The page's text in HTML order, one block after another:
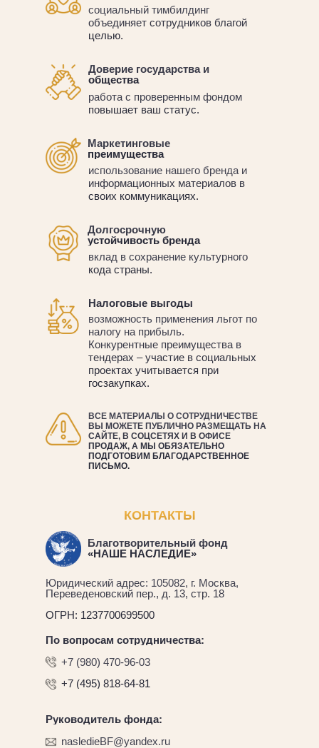
социальный тимбилдинг
объединяет сотрудников благой
целью.
Доверие государства и
общества
работа с проверенным фондом
повышает ваш статус.
ВСЕ МАТЕРИАЛЫ О СОТРУДНИЧЕСТВЕ
ВЫ МОЖЕТЕ ПУБЛИЧНО РАЗМЕЩАТЬ НА
САЙТЕ, В СОЦСЕТЯХ И В ОФИСЕ
ПРОДАЖ, А МЫ ОБЯЗАТЕЛЬНО
ПОДГОТОВИМ БЛАГОДАРСТВЕННОЕ
ПИСЬМО.
Маркетинговые
преимущества
использование нашего бренда и
информационных материалов в
своих коммуникациях.
Долгосрочную
устойчивость бренда
вклад в сохранение культурного
кода страны.
Налоговые выгоды
возможность применения льгот по
налогу на прибыль.
Конкурентные преимущества в
тендерах – участие в социальных
проектах учитывается при
госзакупках.
Благотворительный фонд
«НАШЕ НАСЛЕДИЕ»
Юридический адрес: 105082, г. Москва,
Переведеновский пер., д. 13, стр. 18
ОГРН: 1237700699500
По вопросам сотрудничества:
+7 (980) 470-96-03
+7 (495) 818-64-81
Руководитель фонда:
nasledieBF@yandex.ru
КОНТАКТЫ